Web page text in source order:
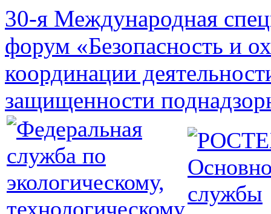
30-я Международная
форум «Безопасность и
координации
защищенности
службы